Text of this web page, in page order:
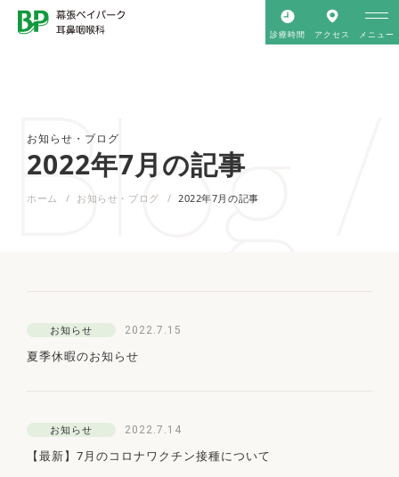
診療時間 アクセス メニュー
お知らせ・ブログ
2022年7月の記事
ホーム お知らせ・ブログ 2022年7月の記事
お知らせ
2022.7.15
夏季休暇のお知らせ
お知らせ
2022.7.14
【最新】7月のコロナワクチン接種について